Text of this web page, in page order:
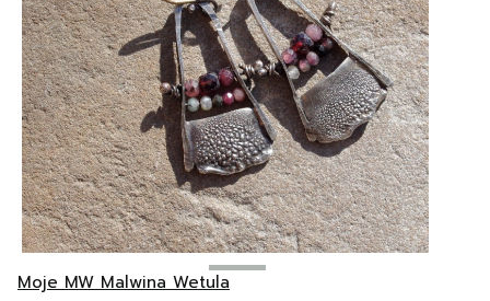
Moje MW Malwina Wetula